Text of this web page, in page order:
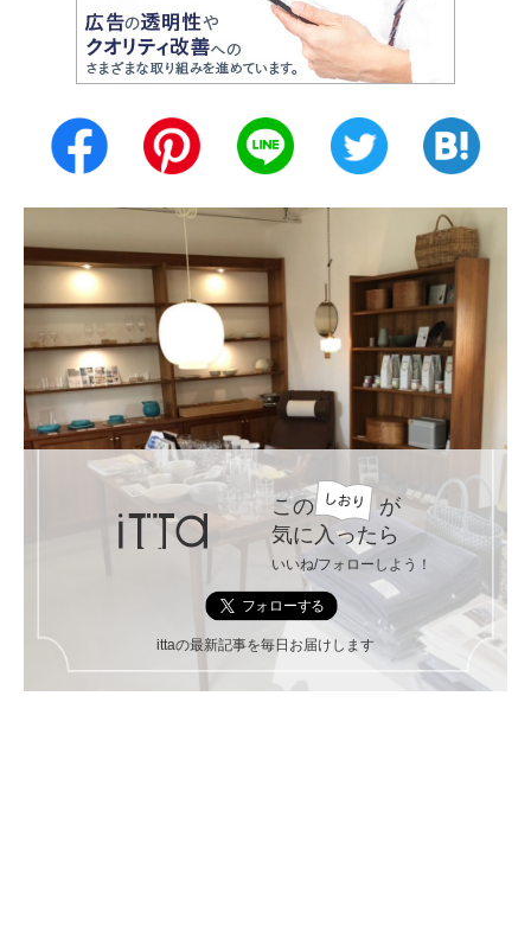
この
が
気に入ったら
いいね/フォローしよう！
ittaの最新記事を毎日お届けします